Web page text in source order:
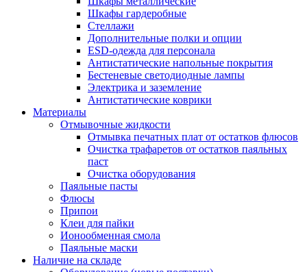
Шкафы гардеробные
Стеллажи
Дополнительные полки и опции
ESD-одежда для персонала
Антистатические напольные покрытия
Бестеневые светодиодные лампы
Электрика и заземление
Антистатические коврики
Материалы
Отмывочные жидкости
Отмывка печатных плат от остатков флюсов
Очистка трафаретов от остатков паяльных
паст
Очистка оборудования
Паяльные пасты
Флюсы
Припои
Клеи для пайки
Ионообменная смола
Паяльные маски
Наличие на складе